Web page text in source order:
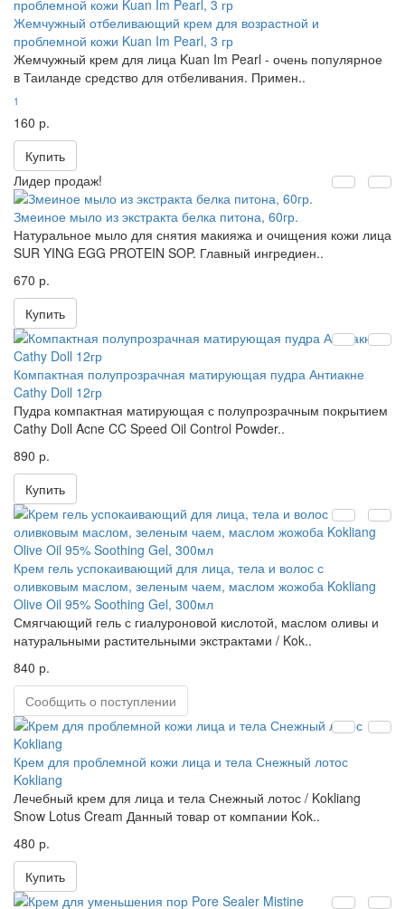
Жемчужный отбеливающий крем для возрастной и
проблемной кожи Kuan Im Pearl, 3 гр
Жемчужный крем для лица Kuan Im Pearl - очень популярное
в Таиланде средство для отбеливания. Примен..
1
160 р.
Купить
Лидер продаж!
Змеиное мыло из экстракта белка питона, 60гр.
Натуральное мыло для снятия макияжа и очищения кожи лица
SUR YING EGG PROTEIN SOP. Главный ингредиен..
670 р.
Купить
Компактная полупрозрачная матирующая пудра Антиакне
Cathy Doll 12гр
Пудра компактная матирующая с полупрозрачным покрытием
Cathy Doll Acne CC Speed ​​Oil Control Powder..
890 р.
Купить
Крем гель успокаивающий для лица, тела и волос с
оливковым маслом, зеленым чаем, маслом жожоба Kokliang
Olive Oil 95% Soothing Gel, 300мл
Смягчающий гель с гиалуроновой кислотой, маслом оливы и
натуральными растительными экстрактами / Kok..
840 р.
Сообщить о поступлении
Крем для проблемной кожи лица и тела Снежный лотос
Kokliang
Лечебный крем для лица и тела Снежный лотос / Kokliang
Snow Lotus Cream Данный товар от компании Kok..
480 р.
Купить